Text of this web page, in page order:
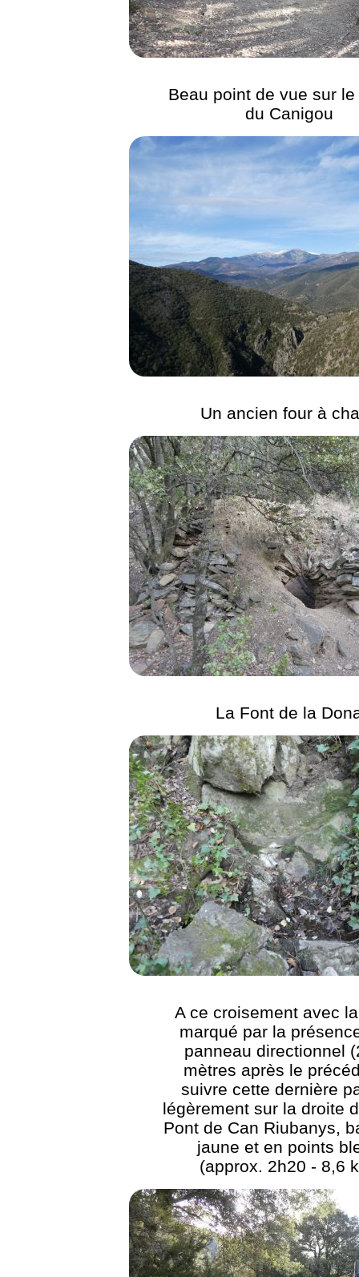
Beau point de vue sur
du Canigou
Un ancien four à
La Font de la
A ce croisement avec
marqué par la
panneau directionnel
mètres après le
suivre cette dernière
légèrement sur la droite
Pont de Can Riubanys,
jaune et en points
(approx. 2h20 - 8,6